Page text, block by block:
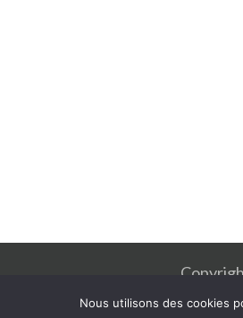
Nous utilisons des cookies